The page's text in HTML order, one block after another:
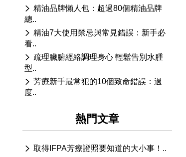
精油品牌懶人包：超過80個精油品牌
總..
精油7大使用禁忌與常見錯誤：新手必
看..
疏理臟腑經絡調理身心 輕鬆告別水腫
型..
芳療新手最常犯的10個致命錯誤：過
度..
熱門文章
取得IFPA芳療證照要知道的大小事！..